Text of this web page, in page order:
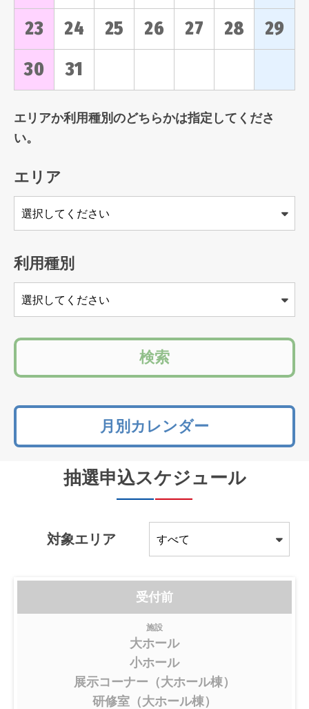
23
24 25 26 27 28
29
30
31
エリアか利用種別のどちらかは指定してくださ
い。
エリア
利用種別
検索
月別カレンダー
抽選申込スケジュール
対象エリア
受付前
施設
大ホール
小ホール
展示コーナー（大ホール棟）
研修室（大ホール棟）